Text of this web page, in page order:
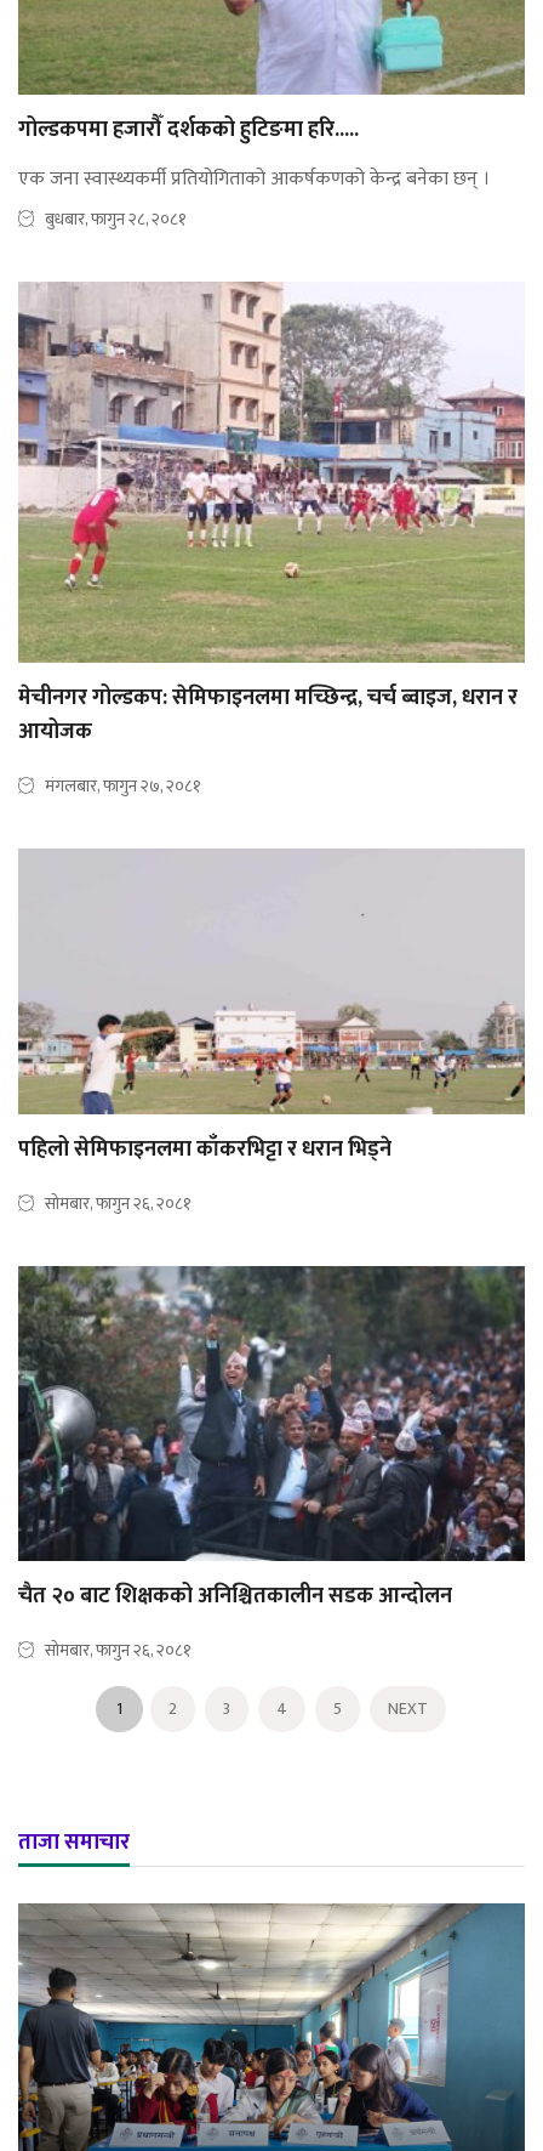
गोल्डकपमा हजारौँ दर्शकको हुटिङमा हरि.....
एक जना स्वास्थ्यकर्मी प्रतियोगिताको आकर्षकणको केन्द्र बनेका छन् ।
बुधबार, फागुन २८, २०८१
मेचीनगर गोल्डकप: सेमिफाइनलमा मच्छिन्द्र, चर्च ब्वाइज, धरान र
आयोजक
मंगलबार, फागुन २७, २०८१
पहिलो सेमिफाइनलमा काँकरभिट्टा र धरान भिड्ने
सोमबार, फागुन २६, २०८१
चैत २० बाट शिक्षकको अनिश्चितकालीन सडक आन्दोलन
सोमबार, फागुन २६, २०८१
1 2 3 4 5 NEXT
ताजा समाचार